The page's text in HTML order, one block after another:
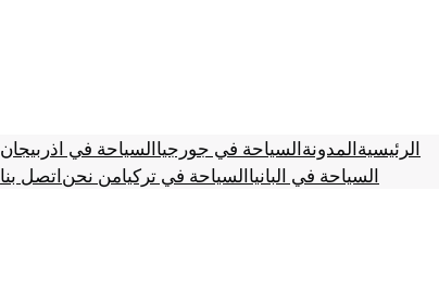
الرئيسيةالمدونةالسياحة في جورجياالسياحة في اذربيجان
السياحة في البانياالسياحة في تركيامن نحناتصل بنا